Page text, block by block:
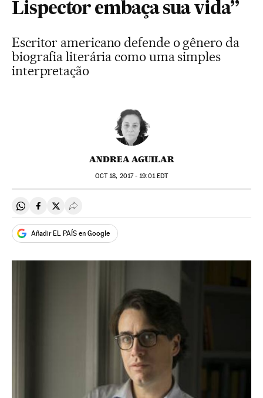
Lispector embaça sua vida”
Escritor americano defende o gênero da
biografia literária como uma simples
interpretação
ANDREA AGUILAR
OCT18, 2017 - 19:01EDT
Compartir en Whatsapp
Compartir en Facebook
Compartir en Twitter
Desplegar Redes Sociales
Añadir EL PAÍS en Google